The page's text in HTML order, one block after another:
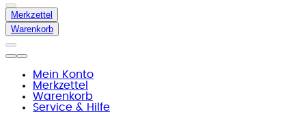
Merkzettel
Warenkorb
Mein Konto
Merkzettel
Warenkorb
Service & Hilfe